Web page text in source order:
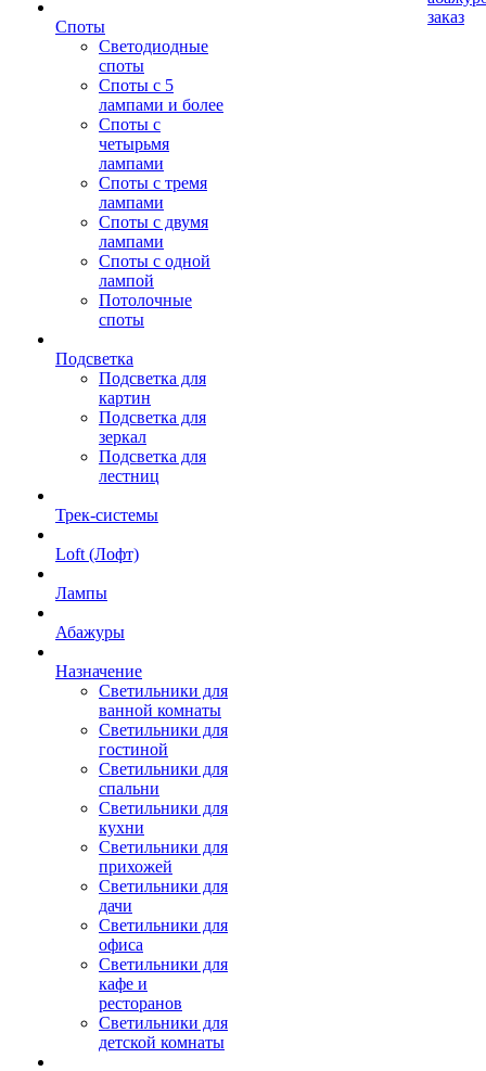
Споты
Светодиодные
споты
Споты с 5
лампами и более
Споты с
четырьмя
лампами
Споты с тремя
лампами
Споты с двумя
лампами
Споты с одной
лампой
Потолочные
споты
Подсветка
Подсветка для
картин
Подсветка для
зеркал
Подсветка для
лестниц
Трек-системы
Loft (Лофт)
Лампы
Абажуры
Назначение
Светильники для
ванной комнаты
Светильники для
гостиной
Светильники для
спальни
Светильники для
кухни
Светильники для
прихожей
Светильники для
дачи
Светильники для
офиса
Светильники для
кафе и
ресторанов
Светильники для
детской комнаты
заказ